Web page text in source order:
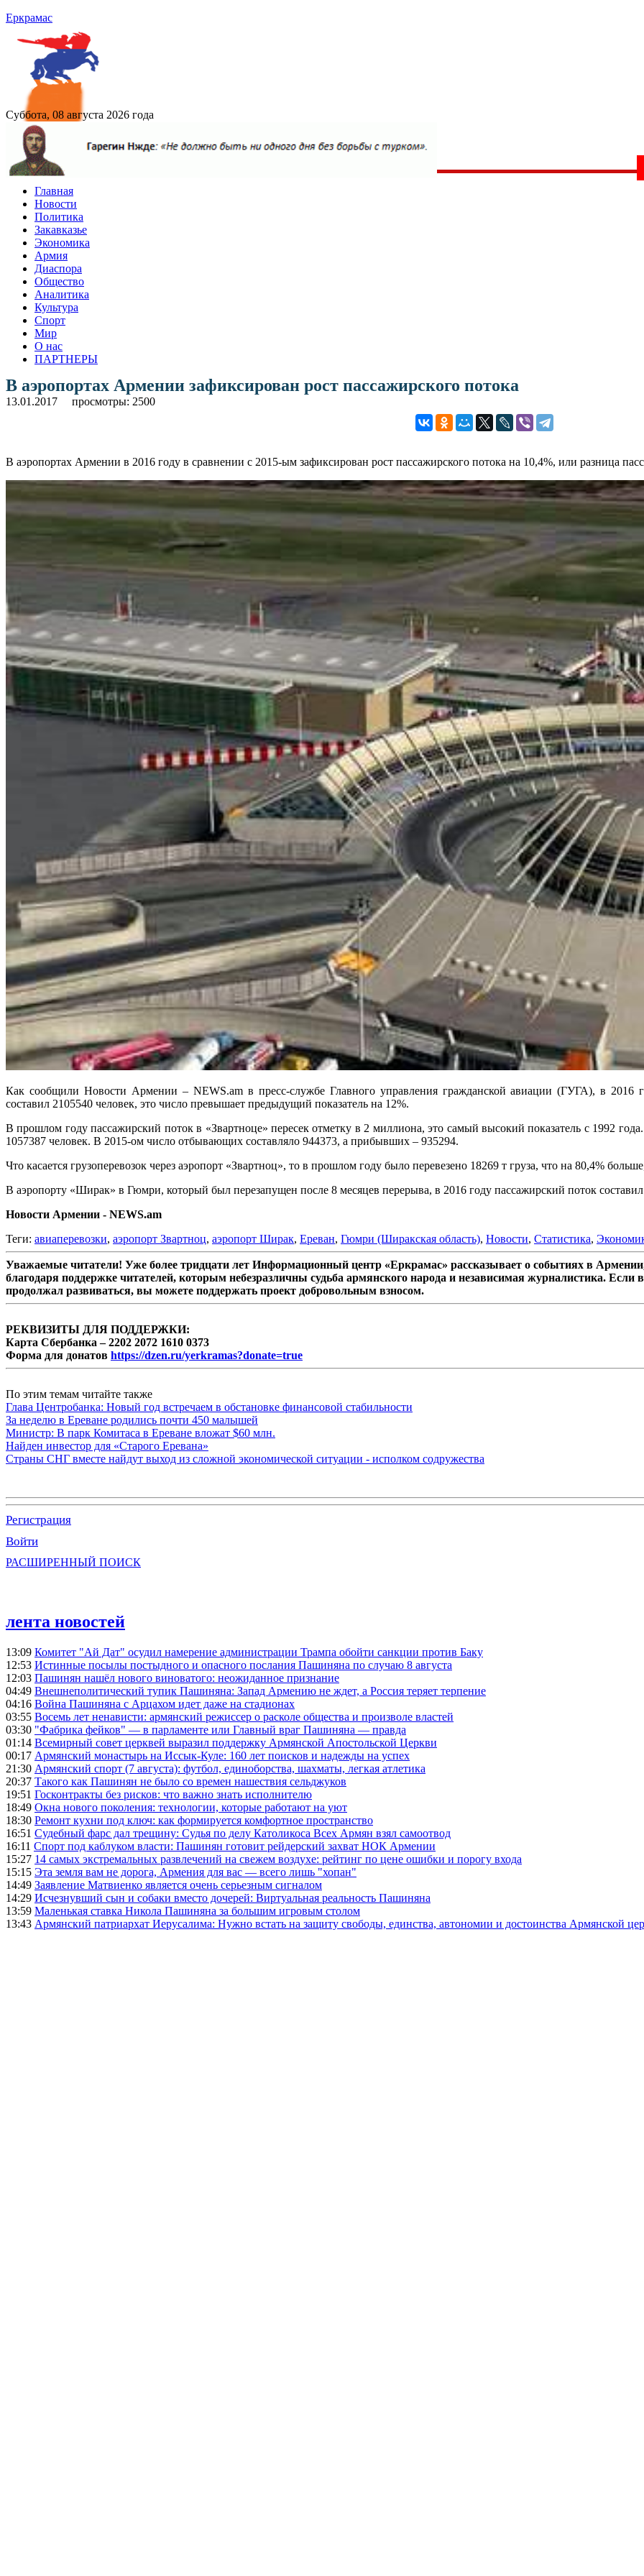
Еркрамас
Суббота, 08 августа 2026 года
Главная
Новости
Политика
Закавказье
Экономика
Армия
Диаспора
Общество
Аналитика
Культура
Спорт
Мир
О нас
ПАРТНЕРЫ
В аэропортах Армении зафиксирован рост пассажирского потока
13.01.2017 просмотры: 2500
В аэропортах Армении в 2016 году в сравнении с 2015-ым зафиксирован рост пассажирского потока на 10,4%, или разница
Как сообщили Новости Армении – NEWS.am в пресс-службе Главного управления гражданской авиации (ГУГА), в 2016
составил 2105540 человек, это число превышает предыдущий показатель на 12%.
В прошлом году пассажирский поток в «Звартноце» пересек отметку в 2 миллиона, это самый высокий показатель с 1992
1057387 человек. В 2015-ом число отбывающих составляло 944373, а прибывших – 935294.
Что касается грузоперевозок через аэропорт «Звартноц», то в прошлом году было перевезено 18269 т груза, что на 80,4%
В аэропорту «Ширак» в Гюмри, который был перезапущен после 8 месяцев перерыва, в 2016 году пассажирский поток составил
Новости Армении - NEWS.am
Теги: авиаперевозки, аэропорт Звартноц, аэропорт Ширак, Ереван, Гюмри (Ширакская область), Новости, Статистика,
Уважаемые читатели! Уже более тридцати лет Информационный центр «Еркрамас» рассказывает о событиях в
благодаря поддержке читателей, которым небезразличны судьба армянского народа и независимая журналистика.
продолжал развиваться, вы можете поддержать проект добровольным взносом.
РЕКВИЗИТЫ ДЛЯ ПОДДЕРЖКИ:
Карта Сбербанка – 2202 2072 1610 0373
Форма для донатов https://dzen.ru/yerkramas?donate=true
По этим темам читайте также
Глава Центробанка: Новый год встречаем в обстановке финансовой стабильности
За неделю в Ереване родились почти 450 малышей
Министр: В парк Комитаса в Ереване вложат $60 млн.
Найден инвестор для «Старого Еревана»
Страны СНГ вместе найдут выход из сложной экономической ситуации - исполком содружества
Регистрация
Войти
РАСШИРЕННЫЙ ПОИСК
лента новостей
13:09 Комитет "Ай Дат" осудил намерение администрации Трампа обойти санкции против Баку
12:53 Истинные посылы постыдного и опасного послания Пашиняна по случаю 8 августа
12:03 Пашинян нашёл нового виноватого: неожиданное признание
04:49 Внешнеполитический тупик Пашиняна: Запад Армению не ждет, а Россия теряет терпение
04:16 Война Пашиняна с Арцахом идет даже на стадионах
03:55 Восемь лет ненависти: армянский режиссер о расколе общества и произволе властей
03:30 "Фабрика фейков" — в парламенте или Главный враг Пашиняна — правда
01:14 Всемирный совет церквей выразил поддержку Армянской Апостольской Церкви
00:17 Армянский монастырь на Иссык-Куле: 160 лет поисков и надежды на успех
21:30 Армянский спорт (7 августа): футбол, единоборства, шахматы, легкая атлетика
20:37 Такого как Пашинян не было со времен нашествия сельджуков
19:51 Госконтракты без рисков: что важно знать исполнителю
18:49 Окна нового поколения: технологии, которые работают на уют
18:30 Ремонт кухни под ключ: как формируется комфортное пространство
16:51 Судебный фарс дал трещину: Судья по делу Католикоса Всех Армян взял самоотвод
16:11 Спорт под каблуком власти: Пашинян готовит рейдерский захват НОК Армении
15:27 14 самых экстремальных развлечений на свежем воздухе: рейтинг по цене ошибки и порогу входа
15:15 Эта земля вам не дорога, Армения для вас — всего лишь "хопан"
14:49 Заявление Матвиенко является очень серьезным сигналом
14:29 Исчезнувший сын и собаки вместо дочерей: Виртуальная реальность Пашиняна
13:59 Маленькая ставка Никола Пашиняна за большим игровым столом
13:43 Армянский патриархат Иерусалима: Нужно встать на защиту свободы, единства, автономии и достоинства Армянской